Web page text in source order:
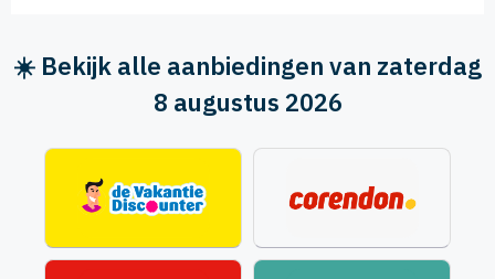
☀️ Bekijk alle aanbiedingen van zaterdag
8 augustus 2026